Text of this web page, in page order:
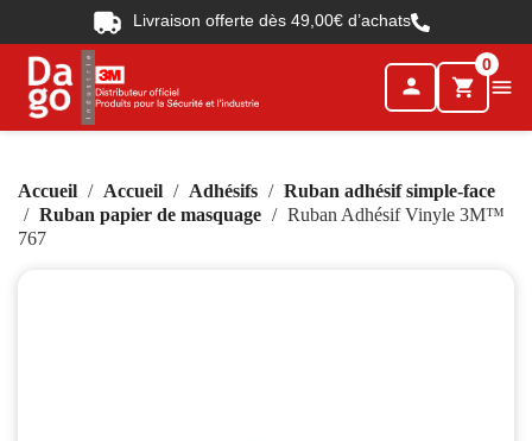
Livraison offerte dès 49,00€ d’achats
person shopping_cart
0

Accueil Accueil Adhésifs
Ruban adhésif simple-face
Ruban papier de masquage
Ruban Adhésif Vinyle 3M™
767